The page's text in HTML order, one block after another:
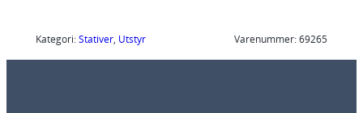
u
x
Kategori:Stativer, Utstyr Varenummer:69265